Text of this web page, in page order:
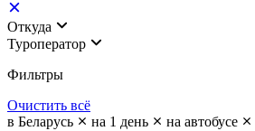
Откуда
Туроператор
Фильтры
Очистить всё
в Беларусь
на 1 день на автобусе